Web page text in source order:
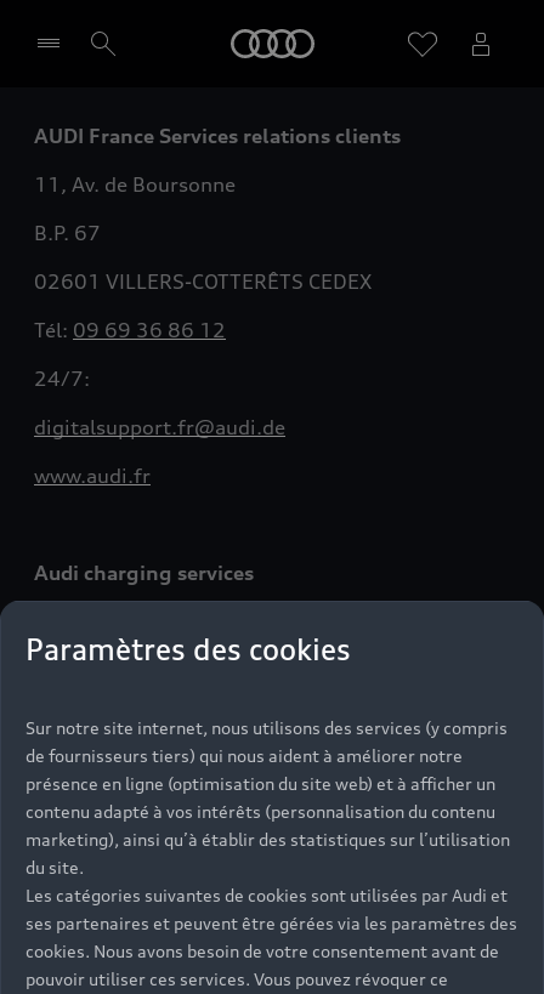
AUDI France Services relations clients
11, Av. de Boursonne
B.P. 67
02601 VILLERS-COTTERÊTS CEDEX
Tél: 09 69 36 86 12
24/7:
digitalsupport.fr@audi.de
www.audi.fr
Audi charging services
www.audi.fr
Audi charging (powered by Elli)
Tél:00800 11557799
Email:audi-support@elli.eco
Paramètres des cookies
Sur notre site internet, nous utilisons des services (y compris
de fournisseurs tiers) qui nous aident à améliorer notre
présence en ligne (optimisation du site web) et à afficher un
contenu adapté à vos intérêts (personnalisation du contenu
marketing), ainsi qu’à établir des statistiques sur l’utilisation
du site.
Les catégories suivantes de cookies sont utilisées par Audi et
ses partenaires et peuvent être gérées via les paramètres des
cookies. Nous avons besoin de votre consentement avant de
pouvoir utiliser ces services. Vous pouvez révoquer ce